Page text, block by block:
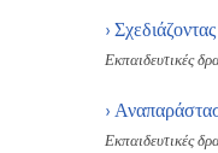
›
Εκπαιδευτικές
›
Εκπαιδευτικές